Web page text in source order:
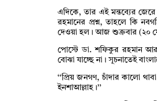
এদিকে, তার এই মন্তব্যের
রহমানের প্রশ্ন, তাহলে কি
দেওয়া হল। আজ শুক্রবার (২০
পোস্টে ডা. শফিকুর রহমান
বোঝা যাচ্ছে না। সূচনাতেই
‘‘প্রিয় জনগণ, চাঁদার কালো
ইনশাআল্লাহ।’’